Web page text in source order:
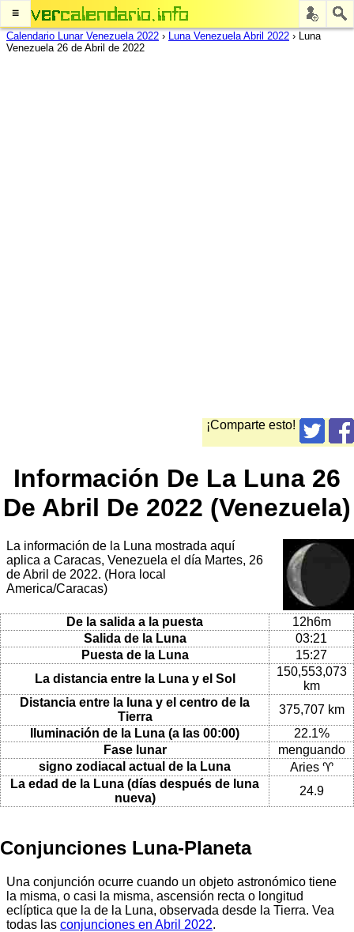
≡
Calendario Lunar Venezuela 2022 › Luna Venezuela Abril 2022 › Luna
Venezuela 26 de Abril de 2022
¡Comparte esto!
Información De La Luna 26
De Abril De 2022 (Venezuela)
La información de la Luna mostrada aquí
aplica a Caracas, Venezuela el día Martes, 26
de Abril de 2022. (Hora local
America/Caracas)
De la salida a la puesta
12h6m
Salida de la Luna
03:21
Puesta de la Luna
15:27
La distancia entre la Luna y el Sol
150,553,073
km
Distancia entre la luna y el centro de la
Tierra
375,707 km
Iluminación de la Luna (a las 00:00)
22.1%
Fase lunar
menguando
signo zodiacal actual de la Luna
Aries ♈
La edad de la Luna (días después de luna
nueva)
24.9
Conjunciones Luna-Planeta
Una conjunción ocurre cuando un objeto astronómico tiene
la misma, o casi la misma, ascensión recta o longitud
eclíptica que la de la Luna, observada desde la Tierra. Vea
todas las conjunciones en Abril 2022.